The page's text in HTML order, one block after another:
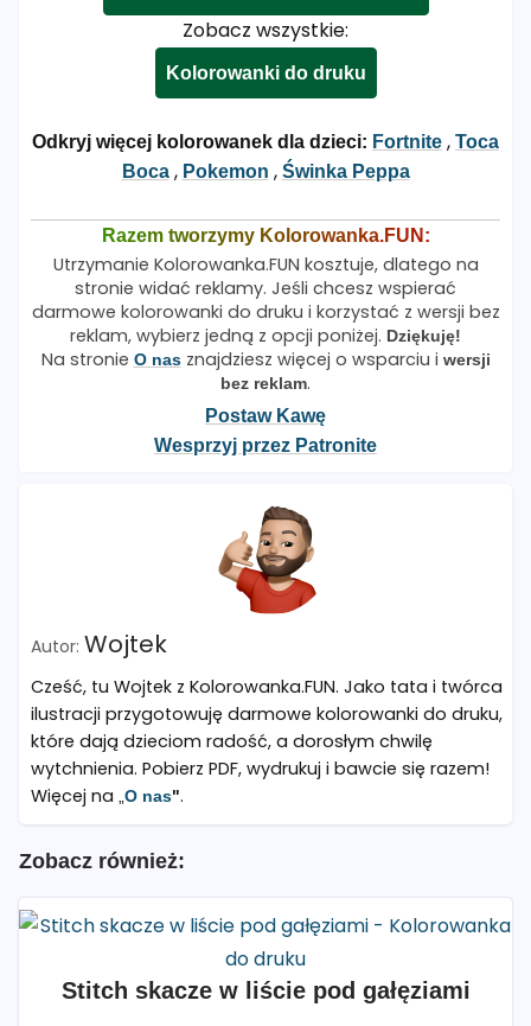
Zobacz wszystkie:
Kolorowanki do druku
Odkryj więcej kolorowanek dla dzieci: Fortnite , Toca
Boca, Pokemon , Świnka Peppa
Razem tworzymy Kolorowanka.FUN:
Utrzymanie Kolorowanka.FUN kosztuje, dlatego na
stronie widać reklamy. Jeśli chcesz wspierać
darmowe kolorowanki do druku i korzystać z wersji bez
reklam, wybierz jedną z opcji poniżej. Dziękuję!
Na stronie O nasznajdziesz więcej o wsparciu i wersji
bez reklam.
Postaw Kawę
Wesprzyj przez Patronite
Wojtek
Cześć, tu Wojtek z Kolorowanka.FUN. Jako tata i twórca
ilustracji przygotowuję darmowe kolorowanki do druku,
które dają dzieciom radość, a dorosłym chwilę
wytchnienia. Pobierz PDF, wydrukuj i bawcie się razem!
Więcej na „O nas".
Zobacz również:
Stitch skacze w liście pod gałęziami